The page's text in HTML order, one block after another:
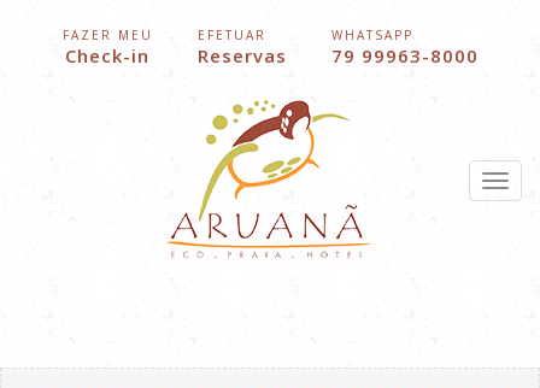
FAZER MEU
Check-in
EFETUAR
Reservas
WHATSAPP
79 99963-8000